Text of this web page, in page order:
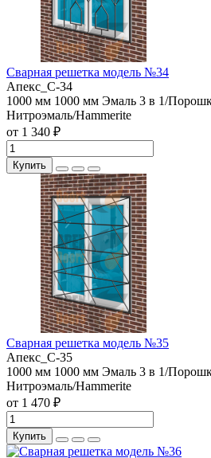
Сварная решетка модель №34
Апекс_С-34
1000 мм 1000 мм Эмаль 3 в 1/
Нитроэмаль/Hammerite
от 1 340 ₽
Купить
Сварная решетка модель №35
Апекс_С-35
1000 мм 1000 мм Эмаль 3 в 1/
Нитроэмаль/Hammerite
от 1 470 ₽
Купить